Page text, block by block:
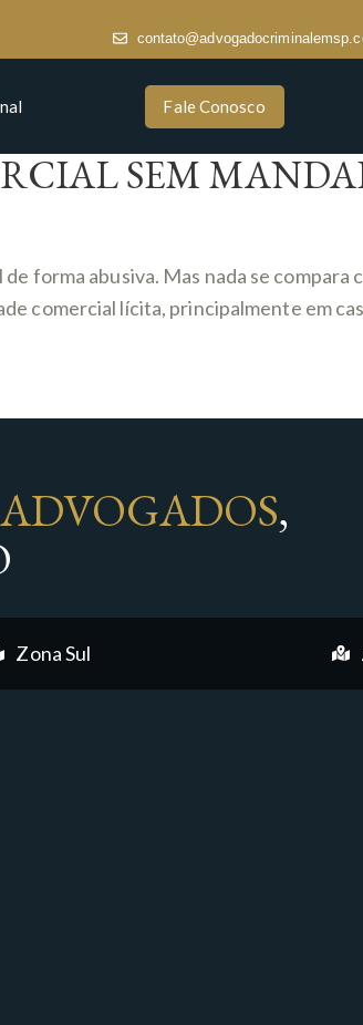
Fale Conosco
SEM
forma abusiva. Mas nada se compara
comercial lícita, principalmente em
,
Zona Sul